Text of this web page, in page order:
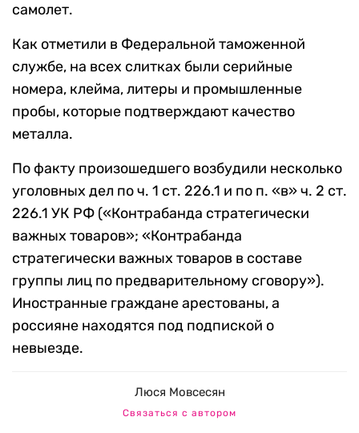
самолет.
Как отметили в Федеральной таможенной
службе, на всех слитках были серийные
номера, клейма, литеры и промышленные
пробы, которые подтверждают качество
металла.
По факту произошедшего возбудили несколько
уголовных дел по ч. 1 ст. 226.1 и по п. «в» ч. 2 ст.
226.1 УК РФ («Контрабанда стратегически
важных товаров»; «Контрабанда
стратегически важных товаров в составе
группы лиц по предварительному сговору»).
Иностранные граждане арестованы, а
россияне находятся под подпиской о
невыезде.
Люся Мовсесян
Связаться с автором